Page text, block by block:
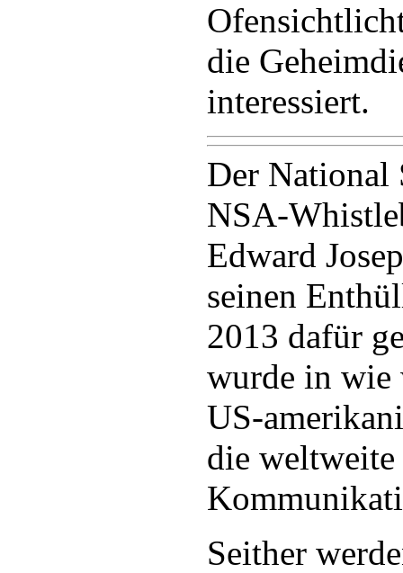
die
interessiert.
Der National
NSA-
Edward
seinen
2013 dafür
wurde in wie
US-
die
Seither